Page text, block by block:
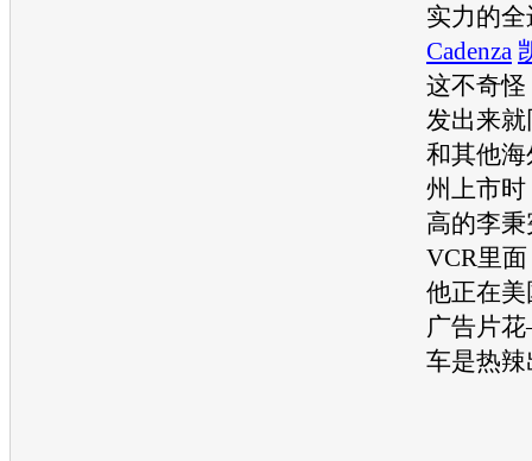
实力的
Cadenza
这不奇
发出来
和其他
州上市
高的李
VCR里
他正在
广告片
车是热